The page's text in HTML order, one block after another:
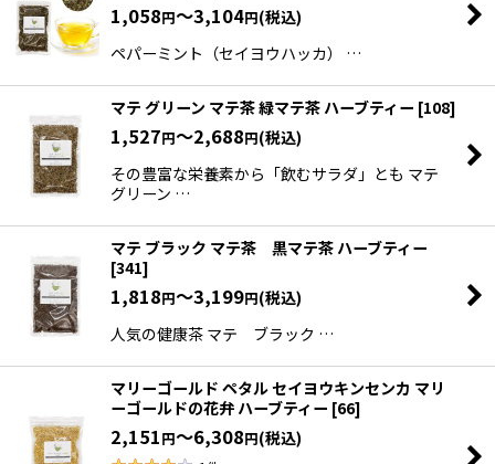
1,058円～3,104円(税込)
ペパーミント（セイヨウハッカ） …
マテ グリーン マテ茶 緑マテ茶 ハーブティー [108]
1,527円～2,688円(税込)
その豊富な栄養素から「飲むサラダ」とも マテ
グリーン …
マテ ブラック マテ茶 黒マテ茶 ハーブティー
[341]
1,818円～3,199円(税込)
人気の健康茶 マテ ブラック …
マリーゴールド ペタル セイヨウキンセンカ マリ
ーゴールドの花弁 ハーブティー [66]
2,151円～6,308円(税込)